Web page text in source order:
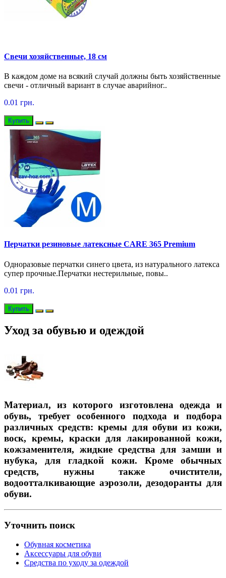
Свечи хозяйственные, 18 см
В каждом доме на всякий случай должны быть хозяйственные
свечи - отличный вариант в случае аварийног..
0.01 грн.
Купить
Перчатки резиновые латексные CARE 365 Premium
Одноразовые перчатки синего цвета, из натурального латекса
супер прочные.Перчатки нестерильные, повы..
0.01 грн.
Купить
Уход за обувью и одеждой
Материал, из которого изготовлена одежда и
обувь, требует особенного подхода и подбора
различных средств: кремы для обуви из кожи,
воск, кремы, краски для лакированной кожи,
кожзаменителя, жидкие средства для замши и
нубука, для гладкой кожи. Кроме обычных
средств, нужны также очистители,
водоотталкивающие аэрозоли, дезодоранты для
обуви.
Уточнить поиск
Обувная косметика
Аксессуары для обуви
Средства по уходу за одеждой